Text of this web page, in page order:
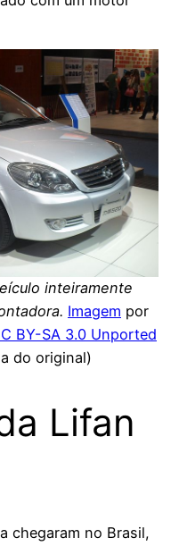
inteiramente
Imagem por
BY-SA 3.0 Unported
do original)
Lifan
chegaram no Brasil,